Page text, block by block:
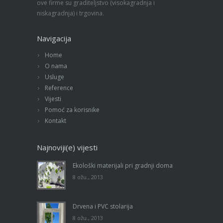
ove firme su graditeljstvo (visokagradnja i
niskagradnja) i trgovina.
Navigacija
Home
O nama
Usluge
Reference
Vijesti
Pomoć za korisnike
Kontakt
Najnoviji(e) vijesti
Ekološki materijali pri gradnji doma
8 ožu., 2013
Drvena i PVC stolarija
8 ožu., 2013